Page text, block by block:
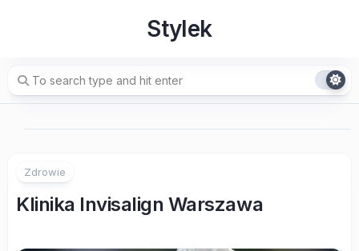
Stylek
Zdrowie
Klinika Invisalign Warszawa